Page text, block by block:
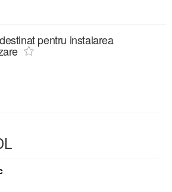
pentru instalarea